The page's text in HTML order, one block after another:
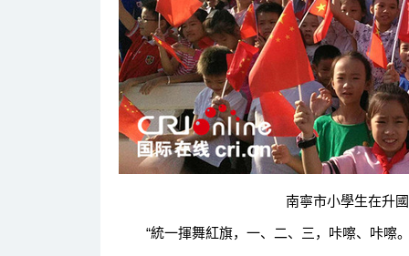
南寧市小學生在升國
“統一揮舞紅旗，一、二、三，咔嚓、咔嚓。